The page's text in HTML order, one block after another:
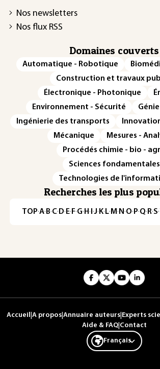
Nos newsletters
Nos flux RSS
Domaines couverts
Automatique - Robotique
Construction et travaux
Électronique - Photonique
Environnement - Sécurité
Ingénierie des transports
Mécanique
Mesures -
Procédés chimie - bio -
Sciences fondamentales
Technologies de
Recherches les plus
TOP·A·B·C·D·E·F·G·H·I·J·K·L·M·N·O·P·Q·R·S·
Accueil A propos Annuaire auteurs Experts
Aide & FAQ| Contact
Français